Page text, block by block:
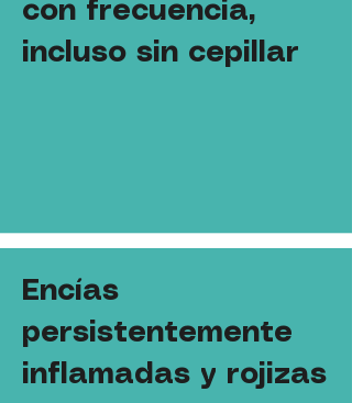
con frecuencia,
incluso sin cepillar
Encías
persistentemente
inflamadas y rojizas